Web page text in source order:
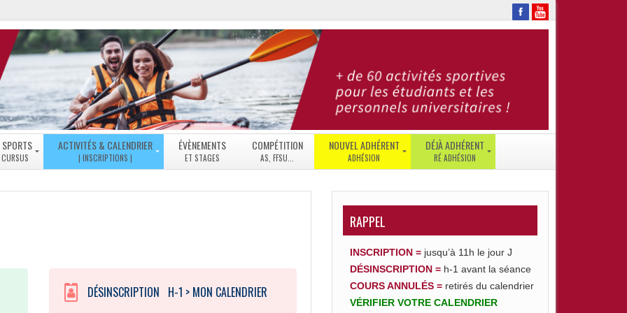
ACTIVITÉS & CALENDRIER
DES
GÉNÉRAL
ÉVÈNEMENTS COMPÉTITION NOUVEL ADHÉRENT
SUIS
ÉTUDIANT
PERSONNEL
DÉJÀ ADHÉRENT
CONNECTER
GESTION
DE
COMPTE
–
ENT
DÉSINSCRIPTION H-1 > MON CALENDRIER
RAPPEL
INSCRIPTION = jusqu’à 11h le jour J
DÉSINSCRIPTION = h-1 avant la séance
COURS ANNULÉS = retirés du calendrier
VÉRIFIER VOTRE CALENDRIER